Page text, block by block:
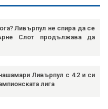
Ливърпул не спира да се
Слот продължава да
Ливърпул с 4:2 и си
лига